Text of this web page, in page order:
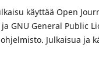
käyttää Open
GNU General Public
Julkaisua ja